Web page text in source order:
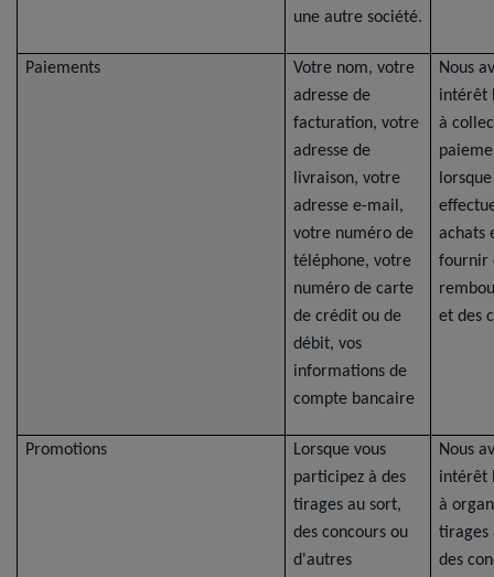
une autre société.
Paiements
Votre nom, votre
adresse de
facturation, votre
adresse de
livraison, votre
adresse e-mail,
votre numéro de
téléphone, votre
numéro de carte
de crédit ou de
débit, vos
informations de
compte bancaire
Nous
intérêt
à
achats
fournir
et des
Promotions
Lorsque vous
participez à des
tirages au sort,
des concours ou
d'autres
Nous
intérêt
à
tirages
des